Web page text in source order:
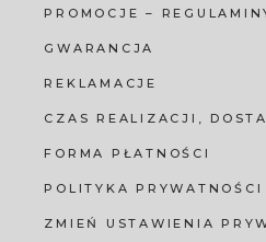
PROMOCJE –
GWARANCJA
REKLAMACJE
CZAS REALIZACJI,
FORMA PŁATNOŚCI
POLITYKA PRYWATNOŚCI
ZMIEŃ USTAWIENIA